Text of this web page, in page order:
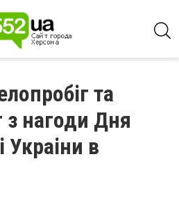
та
нагоди Дня
Украіни в